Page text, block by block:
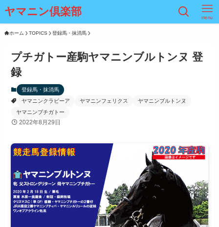
ヤマニン倶楽部 menu
ホーム TOPICS 登録馬・抹消馬
プチガトー産駒ヤマニンブルトンヌ 登
録
登録馬・抹消馬
ヤマニンクラビーア
ヤマニンフェリクス
ヤマニンブルトンヌ
ヤマニンプチガトー
2022年8月29日